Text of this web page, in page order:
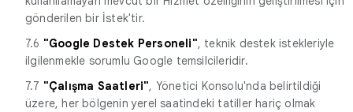
gönderilen bir İstek'tir.
7.6 "Google Destek Personeli", teknik destek istekleriyle
ilgilenmekle sorumlu Google temsilcileridir.
7.7 "Çalışma Saatleri", Yönetici Konsolu'nda belirtildiği
üzere, her bölgenin yerel saatindeki tatiller hariç olmak